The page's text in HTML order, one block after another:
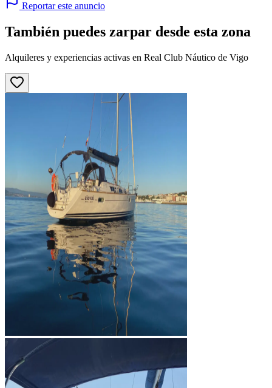
Reportar este anuncio
También puedes zarpar desde esta zona
Alquileres y experiencias activas en Real Club Náutico de Vigo